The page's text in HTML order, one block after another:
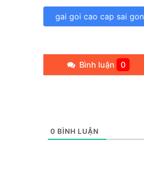
gai goi cao cap sai gon
Bình luận 0
0 BÌNH LUẬN